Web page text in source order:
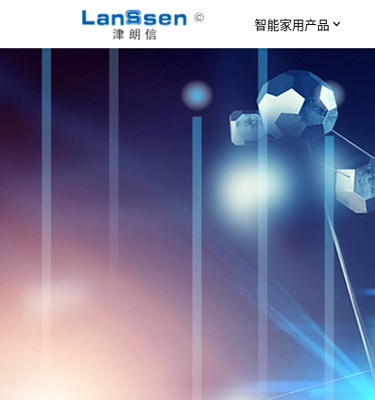
智能家用产品